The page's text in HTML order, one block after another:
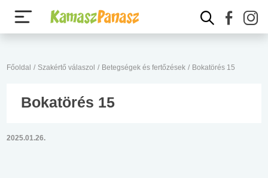
Főoldal / Szakértő válaszol / Betegségek és fertőzések / Bokatörés 15
Bokatörés 15
2025.01.26.